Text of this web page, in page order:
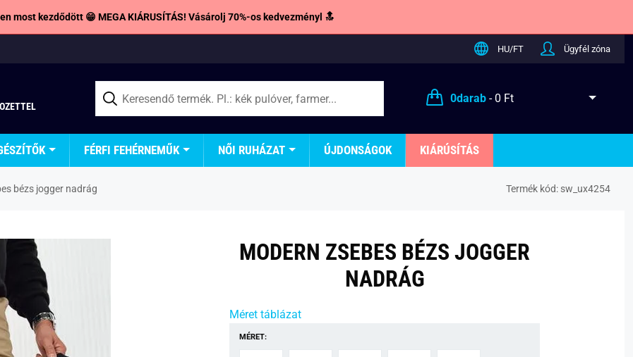
most kezdődött 😁 MEGA KIÁRUSÍTÁS! Vásárolj 70%-os kedvezményl 🔝
HU/FT Ügyfél zóna
0darab- 0 Ft
FÉRFI FEHÉRNEMŰK NŐI RUHÁZAT ÚJDONSÁGOK KIÁRÚSÍTÁS
bézs jogger nadrág Termék kód: sw_ux4254
MODERN ZSEBES BÉZS JOGGER
NADRÁG
Méret táblázat
MÉRET: